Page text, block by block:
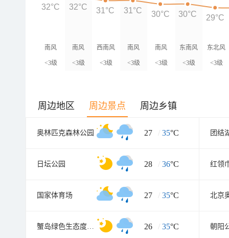
南风
<3级
南风
<3级
西南风
<3级
南风
<3级
南风
<3级
东南风
<3级
东北风
<3级
32°C 32°C 31°C 31°C 30°C 30°C 29°C
周边地区 周边景点 周边乡镇
奥林匹克森林公园 27 / 35°C 团结
日坛公园 28 / 36°C 红领
国家体育场 27 / 35°C 北京
蟹岛绿色生态度假村 26 / 35°C 朝阳